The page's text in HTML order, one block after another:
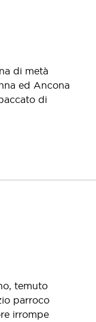
di metà
ed Ancona
di
temuto
parroco
irrompe